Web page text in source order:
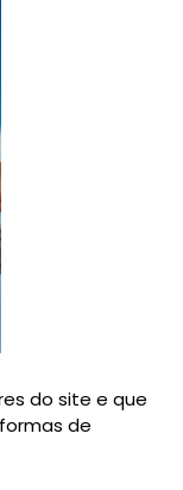
do site e que
de